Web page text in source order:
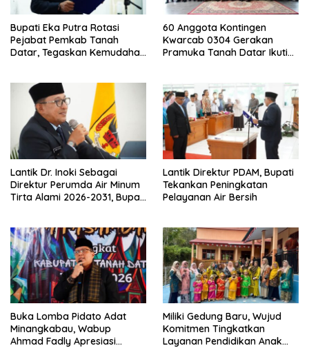
Bupati Eka Putra Rotasi
Pejabat Pemkab Tanah
Datar, Tegaskan Kemudahan
60 Anggota Kontingen
Kwarcab 0304 Gerakan
Pramuka Tanah Datar Ikuti
Lantik Dr. Inoki Sebagai
Direktur Perumda Air Minum
Tirta Alami 2026-2031, Bupati
Fakta Integritas Berdasarkan
Visi dan Misi
Lantik Direktur PDAM, Bupati
Tekankan Peningkatan
Pelayanan Air Bersih
Buka Lomba Pidato Adat
Minangkabau, Wabup
Ahmad Fadly Apresiasi
Miliki Gedung Baru, Wujud
Komitmen Tingkatkan
Layanan Pendidikan Anak